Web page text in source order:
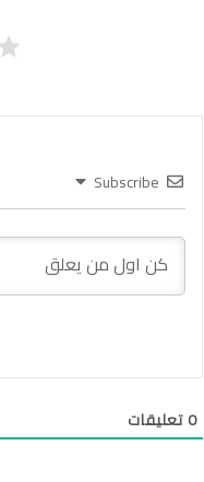
Subscribe
0تعليقات